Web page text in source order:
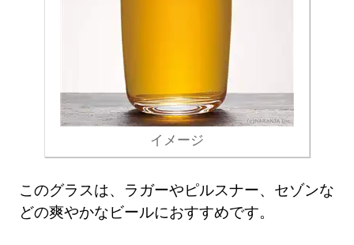
イメージ
このグラスは、ラガーやピルスナー、セゾンな
どの爽やかなビールにおすすめです。